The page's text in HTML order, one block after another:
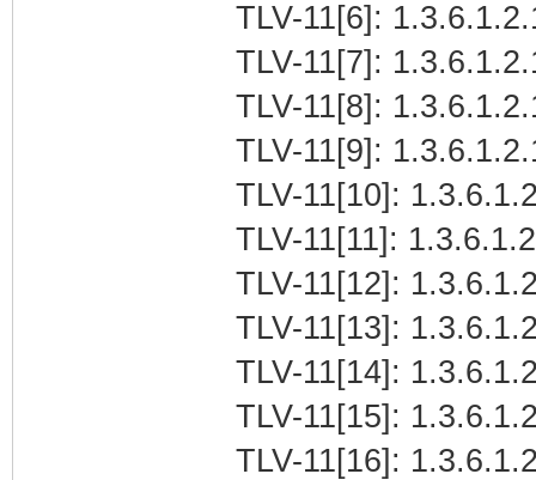
TLV-11[6]:
TLV-11[7]:
TLV-11[8]:
TLV-11[9]:
TLV-11[10]:
TLV-11[11]:
TLV-11[12]:
TLV-11[13]:
TLV-11[14]:
TLV-11[15]:
TLV-11[16]: